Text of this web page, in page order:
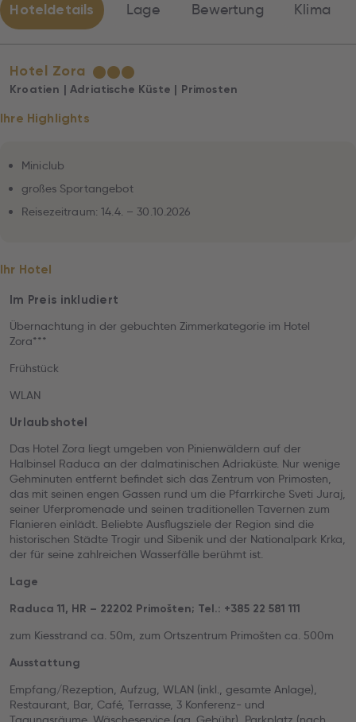
Hoteldetails Lage Bewertung Klima
Hotel Zora ★★★
Kroatien | Adriatische Küste | Primosten
Ihre Highlights
Miniclub
großes Sportangebot
Reisezeitraum: 14.4. – 30.10.2026
Ihr Hotel
Im Preis inkludiert
Übernachtung in der gebuchten Zimmerkategorie im Hotel
Zora***
Frühstück
WLAN
Urlaubshotel
Das Hotel Zora liegt umgeben von Pinienwäldern auf der
Halbinsel Raduca an der dalmatinischen Adriaküste. Nur wenige
Gehminuten entfernt befindet sich das Zentrum von Primosten,
das mit seinen engen Gassen rund um die Pfarrkirche Sveti Juraj,
seiner Uferpromenade und seinen traditionellen Tavernen zum
Flanieren einlädt. Beliebte Ausflugsziele der Region sind die
historischen Städte Trogir und Sibenik und der Nationalpark Krka,
der für seine zahlreichen Wasserfälle berühmt ist.
Lage
Raduca 11, HR – 22202 Primošten; Tel.: +385 22 581 111
zum Kiesstrand ca. 50m, zum Ortszentrum Primošten ca. 500m
Ausstattung
Empfang/Rezeption, Aufzug, WLAN (inkl., gesamte Anlage),
Restaurant, Bar, Café, Terrasse, 3 Konferenz- und